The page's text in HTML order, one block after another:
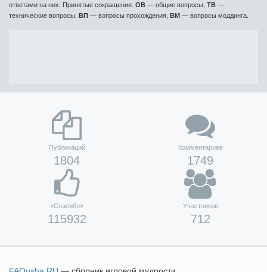
ответами на них. Принятые сокращения: ОВ — общие вопросы, ТВ —
технические вопросы, ВП — вопросы прохождения, ВМ — вопросы моддинга.
Публикаций
1804
Комментариев
1749
«Спасибо»
115932
Участников
712